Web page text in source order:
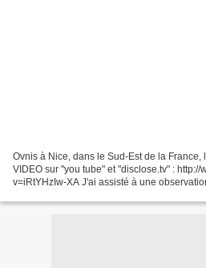
Ovnis à Nice, dans le Sud-Est de la France,
VIDEO sur "you tube" et "disclose.tv" :
v=iRtYHzIw-XA J'ai assisté à une